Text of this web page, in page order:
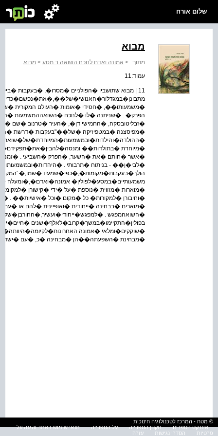
שלום אורח
מבוא
מתוך: > אמונה ואדם לנוכח השואה ב מסע > מבוא
עמוד:11
11 | מבוא שתושביו �הפולניים �מסרו�, �בעקבות
�משמעותו��, �חסידי �אומות �העולם המקורית
הפרק� . �שניתנה �לו �לנוכח �השואההמשמעות
�זבליטובסקה, �החמישי דן�, �העיר �טרנוב �שם
�מפיסצנה �במטפיזיקה �של��"בעקבות �דרשת
�מיוחדת �בתולדות��
�אשר �חותם �את �השער, �הפרק �השביעי . �זמנים
�לבי�ן�� - בניתוח �תרבותי .
הולך�בעקבות�מקומות�,�כפי�שמעיד�שמו,�
משמעותיים�במסע�לפולין� אמונה�ואדם�,�ומעלה
�מוארות �מזווית �נוספת �על �ידי �קישורן
�וחיבורן �למקורות� כל �מקום �וכל �אישיות�� .
�מוארים �בבחינה �ייחודית �ואופיינית �להם או
�השואהמפגש .
בפולין�התקיימו�במשך�קרוב�לאלף�שנים
�שוקקים�ומלאי �אמונה
�מבחינת �השפעתה��הן �מבחינה �כ, �עם �ישראל
© מטח - המרכז לטכנולוגיה חינוכית
אינדקס הספרים
תקנון הספרייה על הספרייה
תנאי שימוש באתר והגנה על
פרטיות
הסדרי נגישות עזרה